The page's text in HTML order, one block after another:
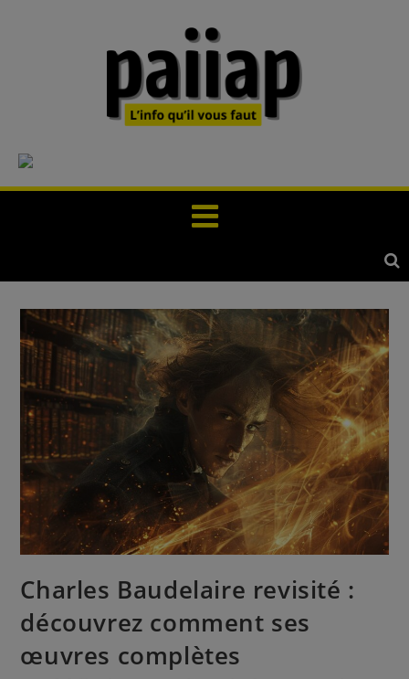
Charles Baudelaire revisité :
découvrez comment ses
œuvres complètes